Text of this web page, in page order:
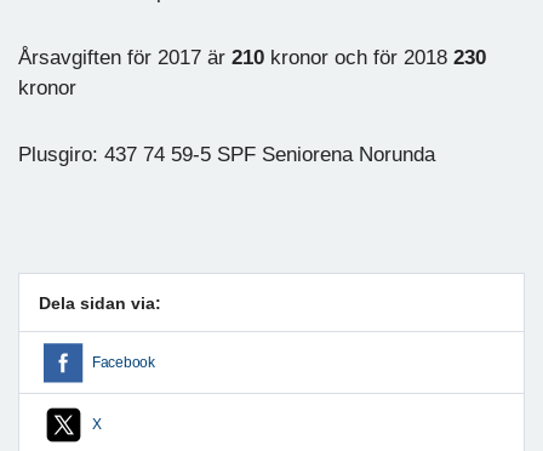
Årsavgiften för 2017 är 210 kronor och för 2018 230
kronor
Plusgiro: 437 74 59-5 SPF Seniorena Norunda
Dela sidan via:
Facebook
X